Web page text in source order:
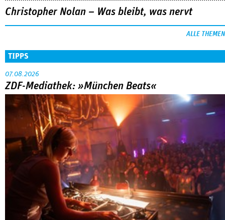
Christopher Nolan – Was bleibt, was nervt
ALLE THEMEN
TIPPS
07.08.2026
ZDF-Mediathek: »München Beats«